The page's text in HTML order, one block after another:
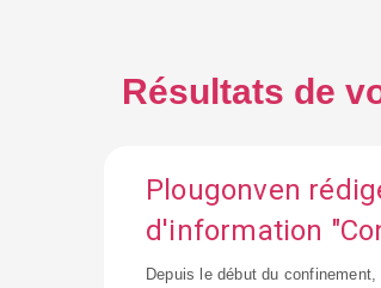
Résultats de
Plougonven
d'information
Depuis le début du